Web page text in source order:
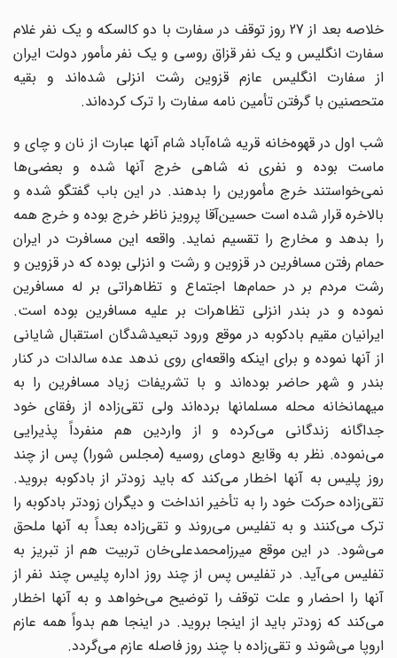
خلاصه بعد از 27 روز توقف در سفارت با دو کالسکه و یک نفر غلام
سفارت انگلیس و یک نفر قزاق ‌روسی و یک نفر مأمور دولت ایران
از سفارت انگلیس عازم قزوین رشت انزلی شده‌اند و بقیه
متحصنین با ‌گرفتن تأمین نامه سفارت را ترک کرده‌اند.‌
شب اول در قهوه‌خانه قریه شاه‌آباد شام آنها عبارت از نان و چای و
ماست بوده و نفری نه شاهی خرج ‌آنها شده و بعضی‌ها
نمی‌خواستند خرج مأمورین را بدهند. در این باب گفتگو شده و
بالاخره قرار شده ‌است حسین‌آقا پرویز ناظر خرج بوده و خرج همه
را بدهد و مخارج را تقسیم نماید.‌ واقعه این مسافرت در ایران
حمام رفتن مسافرین در قزوین و رشت و انزلی بوده که در قزوین و
رشت ‌مردم بر در حمام‌ها اجتماع و تظاهراتی بر له مسافرین
نموده و در بندر انزلی تظاهرات بر علیه مسافرین ‌بوده است.‌
ایرانیان مقیم بادکوبه در موقع ورود تبعیدشدگان استقبال شایانی
از آنها نموده و برای اینکه واقعه‌ای روی ‌ندهد عده سالدات در کنار
بندر و شهر حاضر بوده‌اند و با تشریفات زیاد مسافرین را به
میهمانخانه محله ‌مسلمانها برده‌اند ولی تقی‌زاده از رفقای خود
جداگانه زندگانی می‌کرده و از واردین هم منفرداً پذیرایی
‌می‌نموده. نظر به وقایع دومای روسیه (مجلس شورا) پس از چند
روز پلیس به آنها اخطار می‌کند که باید ‌زودتر از بادکوبه بروید.
تقی‌زاده حرکت خود را به تأخیر انداخت و دیگران زودتر بادکوبه را
ترک می‌کنند ‌و به تفلیس می‌روند و تقی‌زاده بعداً به آنها ملحق
می‌شود. در این موقع میرزامحمدعلی‌خان تربیت هم از ‌تبریز به
تفلیس می‌آید.‌ در تفلیس پس از چند روز اداره پلیس چند نفر از
آنها را احضار و علت توقف را توضیح می‌خواهد و به ‌آنها اخطار
می‌کند که زودتر باید از اینجا بروید. در اینجا هم بدواً همه عازم
اروپا می‌شوند و تقی‌زاده با ‌چند روز فاصله عازم می‌گردد.‌